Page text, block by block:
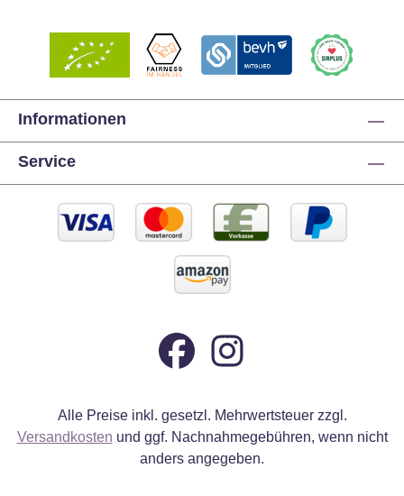
Informationen
Service
Alle Preise inkl. gesetzl. Mehrwertsteuer zzgl.
Versandkosten und ggf. Nachnahmegebühren, wenn nicht
anders angegeben.